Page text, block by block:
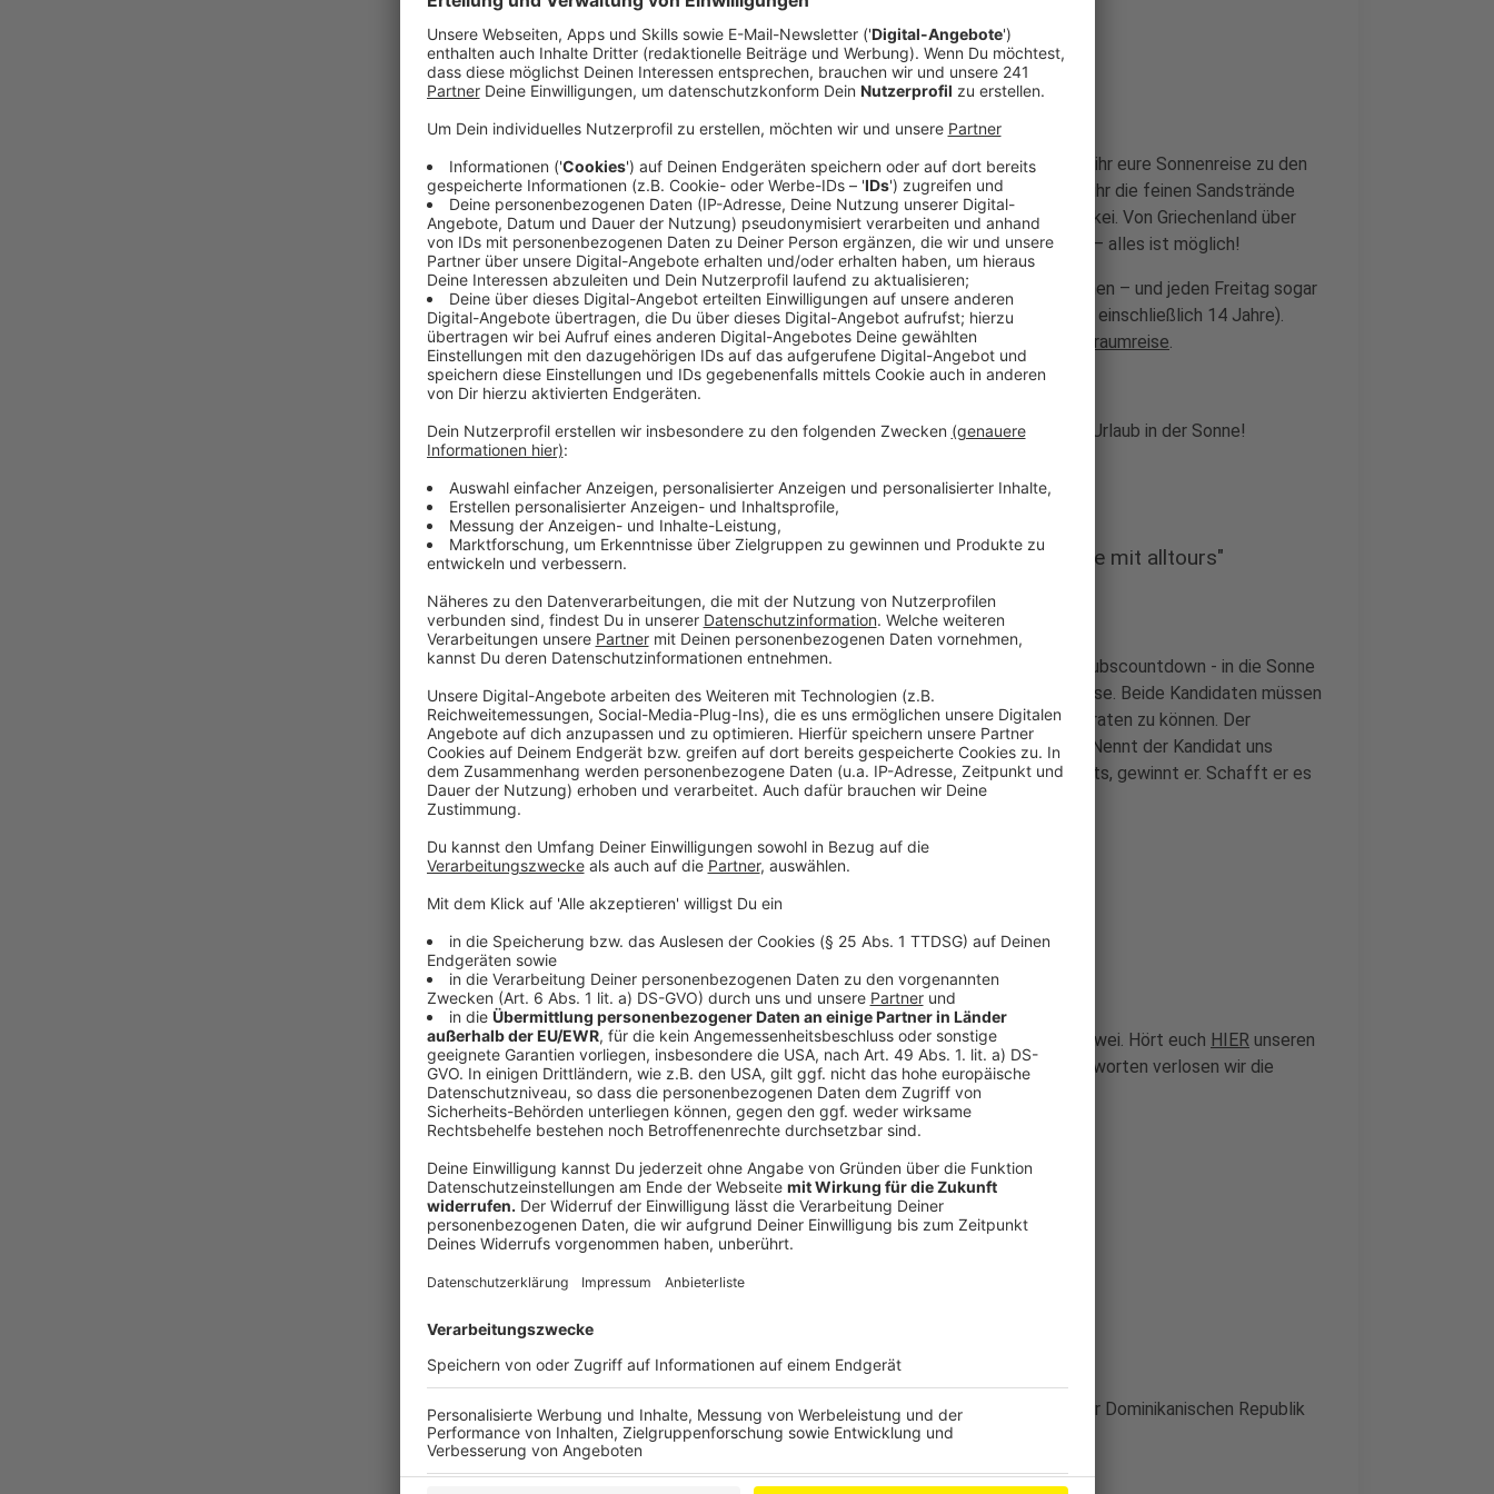
Gewinnt mit uns eure Sonnenreise
Anzeige
Gewinnt eure Traumreise in die Sonne!
Bei eurem Lieblingsradio wird es sonnig: Mit etwas Glück gewinnt ihr eure Sonnenreise zu den
schönsten Hotspots der Welt. Gemeinsam mit alltours entdeckt ihr die feinen Sandstrände
der Kanaren oder erlebt die herzliche Gastfreundschaft in der Türkei. Von Griechenland über
die Kanaren bis hin zu Mallorca und der Dominikanischen Republik – alles ist möglich!
Sichert euch jeden Tag die Chance auf eine Reise für zwei Personen – und jeden Freitag sogar
auf einen Familienurlaub (für zwei Erwachsene und zwei Kinder bis einschließlich 14 Jahre).
Zusätzlich verlosen wir jede Wocheexklusiv online eine weitere Traumreise.
Jetzt mitmachen:
Bewerbt euch, meldet euch an und spielt mit um euren nächsten Urlaub in der Sonne!
So geht das Spiel "Der Urlaubscountdown - in die Sonne mit alltours"
Das Spiel ist denkbar einfach: Dreimal täglich treten bei "Der Urlaubscountdown - in die Sonne
mit alltours" zwei Hörer gegeneinander an und spielen um eine Reise. Beide Kandidaten müssen
angeben, in wie vielen Sekunden sie meinen, unseren Urlaubshit erraten zu können. Der
Kandidat mit dem niedrigsten "Gebot" darf sein Glück versuchen. Nennt der Kandidat uns
Interpret oder Titel zu dem angespielten Schnipsel des Urlaubshits, gewinnt er. Schafft er es
nicht, geht die Reise automatisch an seinen Mitspieler.
Anzeige
Zusätzlich verlosen wir jeden Freitag hierexklusiv eine Reise für zwei. Hört euch HIER unseren
Online-Urlaubshit an und registriert euch. Unter allen richtigen Antworten verlosen wir die
jeweilige Online-Reise.
Anzeige
Anzeige
Anzeige
Ob Relaxen auf den Kanaren, chillen auf Mallorca oder Luxus in der Dominikanischen Republik
erleben:Hier gibt’s alle Infos zu unseren Reisen.
Anzeige